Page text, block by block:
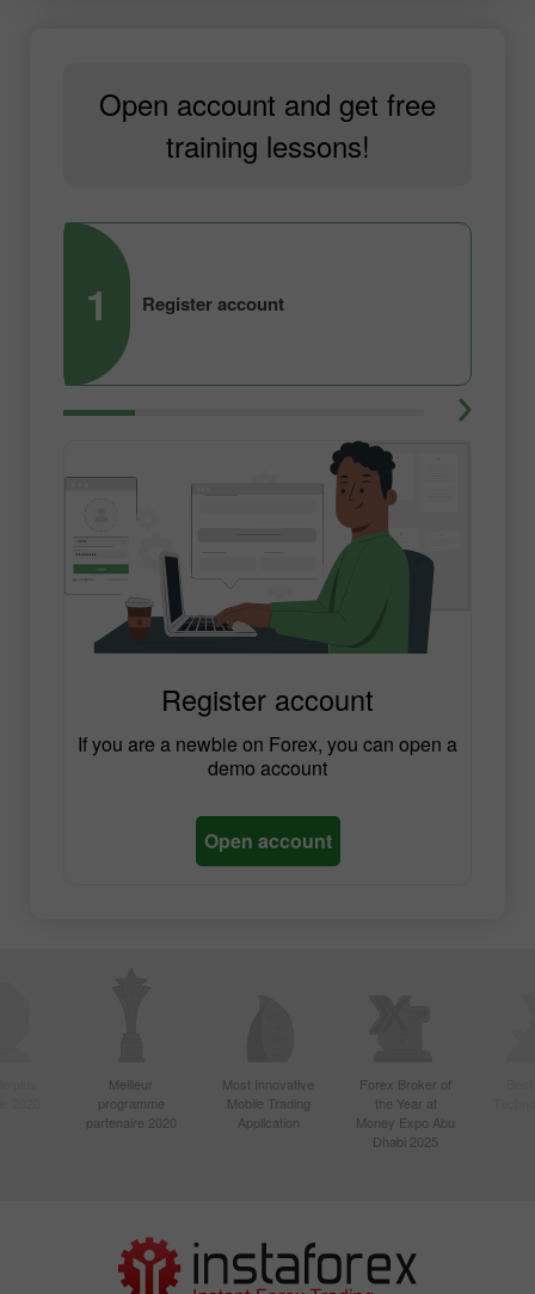
Open account and get free
training lessons!
1 Register account
Register account
If you are a newbie on Forex, you can open a
demo account
Open account
Meilleur
programme
partenaire 2020
Most Innovative
Mobile Trading
Application
Forex Broker of
the Year at
Money Expo Abu
Dhabi 2025